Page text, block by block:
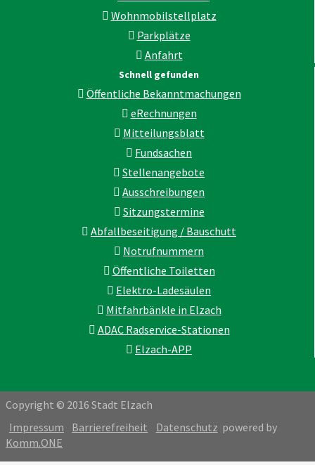
Wohnmobilstellplatz
Parkplätze
Anfahrt
Schnell gefunden
Öffentliche Bekanntmachungen
eRechnungen
Mitteilungsblatt
Fundsachen
Stellenangebote
Ausschreibungen
Sitzungstermine
Abfallbeseitigung / Bauschutt
Notrufnummern
Öffentliche Toiletten
Elektro-Ladesäulen
Mitfahrbänkle in Elzach
ADAC Radservice-Stationen
Elzach-APP
Copyright © 2016 Stadt Elzach
Impressum
Barrierefreiheit Datenschutz powered by
Komm.ONE